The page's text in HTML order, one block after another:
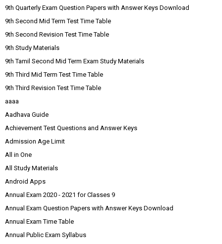
9th Quarterly Exam Question Papers with Answer Keys Download
9th Second Mid Term Test Time Table
9th Second Revision Test Time Table
9th Study Materials
9th Tamil Second Mid Term Exam Study Materials
9th Third Mid Term Test Time Table
9th Third Revision Test Time Table
aaaa
Aadhava Guide
Achievement Test Questions and Answer Keys
Admission Age Limit
All in One
All Study Materials
Android Apps
Annual Exam 2020 - 2021 for Classes 9
Annual Exam Question Papers with Answer Keys Download
Annual Exam Time Table
Annual Public Exam Syllabus